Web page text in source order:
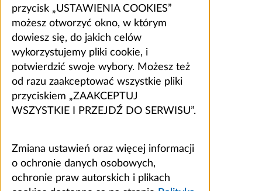
przycisk „USTAWIENIA COOKIES”
możesz otworzyć okno, w którym
dowiesz się, do jakich celów
wykorzystujemy pliki cookie, i
potwierdzić swoje wybory. Możesz też
od razu zaakceptować wszystkie pliki
przyciskiem „ZAAKCEPTUJ
WSZYSTKIE I PRZEJDŹ DO SERWISU”.
Zmiana ustawień oraz więcej informacji
o ochronie danych osobowych,
ochronie praw autorskich i plikach